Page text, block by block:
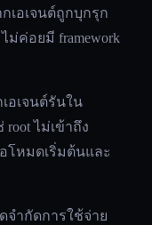
เอเจนต์ถูกบุกรุก
ค่อยมี framework
อเจนต์รันใน
root ไม่เข้าถึง
อโหมดเริ่มต้นและ
จำกัดการใช้จ่าย